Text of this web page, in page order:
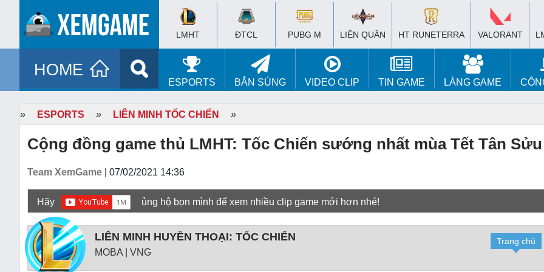
LMHT ĐTCL PUBG M LIÊN QUÂN HT RUNETERRA VALORANT
HOME
ESPORTS BẮN SÚNG VIDEO CLIP TIN GAME LÀNG GAME
» ESPORTS » LIÊN MINH TỐC CHIẾN »
Cộng đồng game thủ LMHT: Tốc Chiến sướng nhất mùa Tết Tân Sửu
Team XemGame | 07/02/2021 14:36
Hãy ủng hộ bọn mình để xem nhiều clip game mới hơn nhé!
LIÊN MINH HUYỀN THOẠI: TỐC CHIẾN
MOBA | VNG
Trang chủ